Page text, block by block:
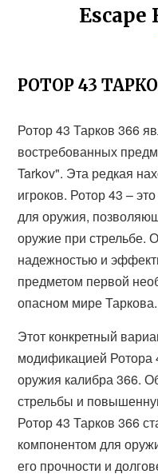
Escape
РОТОР 43
Ротор 43 Тарков 366
востребованных
Tarkov". Эта редкая
игроков. Ротор 43 –
для оружия,
оружие при стрельбе.
надежностью и
предметом первой
опасном мире Таркова.
Этот конкретный
модификацией Ротора
оружия калибра 366.
стрельбы и
Ротор 43 Тарков 366
компонентом для
его прочности и